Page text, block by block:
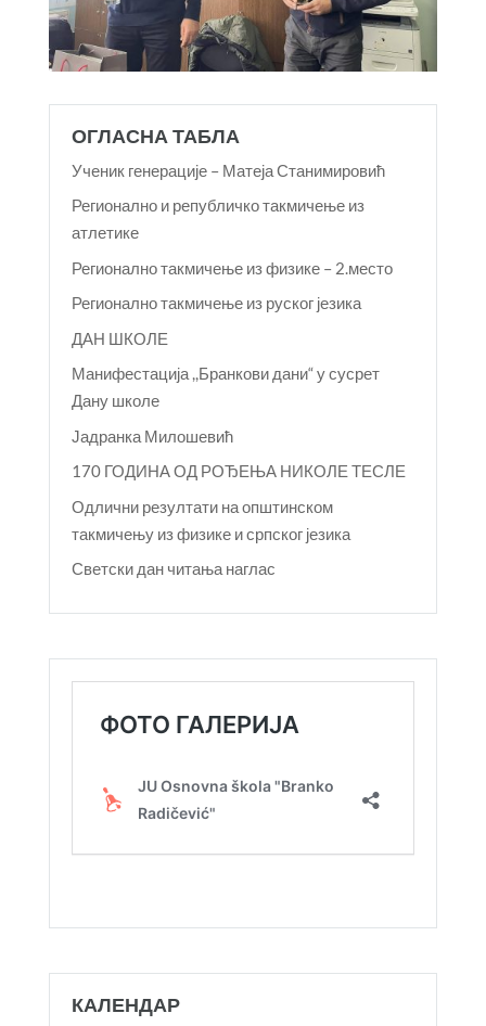
ОГЛАСНА ТАБЛА
Ученик генерације – Матеја Станимировић
Регионално и републичко такмичење из
атлетике
Регионално такмичење из физике – 2.место
Регионално такмичење из руског језика
ДАН ШКОЛЕ
Манифестација ,,Бранкови дани“ у сусрет
Дану школе
Јадранка Милошевић
170 ГОДИНА ОД РОЂЕЊА НИКОЛЕ ТЕСЛЕ
Одлични резултати на општинском
такмичењу из физике и српског језика
Светски дан читања наглас
КАЛЕНДАР